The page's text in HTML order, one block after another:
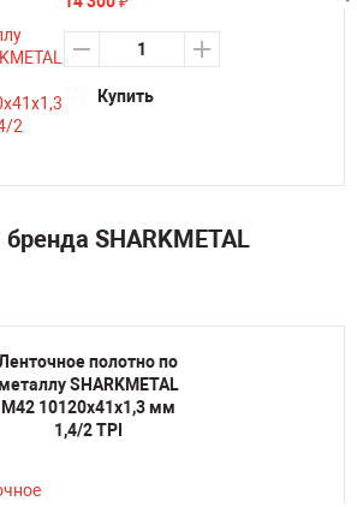
Купить
SHARKMETAL
полотно по
SHARKMETAL
M42 10120х41х1,3 мм
1,4/2 TPI